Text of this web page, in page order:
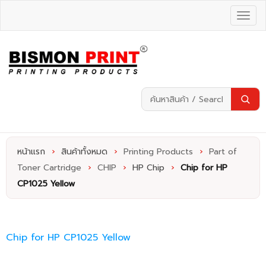
หน้าแรก › สินค้าทั้งหมด › Printing Products › Part of
Toner Cartridge
› CHIP › HP Chip › Chip for HP
CP1025 Yellow
Chip for HP CP1025 Yellow